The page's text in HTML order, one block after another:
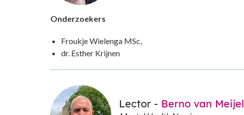
Onderzoekers
Froukje Wielenga MSc,
dr. Esther Krijnen
Lector - Berno van Meijel